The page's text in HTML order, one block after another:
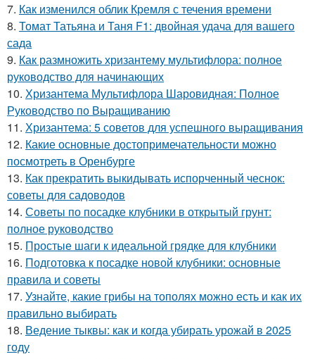
7. Как изменился облик Кремля с течения времени
8. Томат Татьяна и Таня F1: двойная удача для вашего
сада
9. Как размножить хризантему мультифлора: полное
руководство для начинающих
10. Хризантема Мультифлора Шаровидная: Полное
Руководство по Выращиванию
11. Хризантема: 5 советов для успешного выращивания
12. Какие основные достопримечательности можно
посмотреть в Оренбурге
13. Как прекратить выкидывать испорченный чеснок:
советы для садоводов
14. Советы по посадке клубники в открытый грунт:
полное руководство
15. Простые шаги к идеальной грядке для клубники
16. Подготовка к посадке новой клубники: основные
правила и советы
17. Узнайте, какие грибы на тополях можно есть и как их
правильно выбирать
18. Ведение тыквы: как и когда убирать урожай в 2025
году